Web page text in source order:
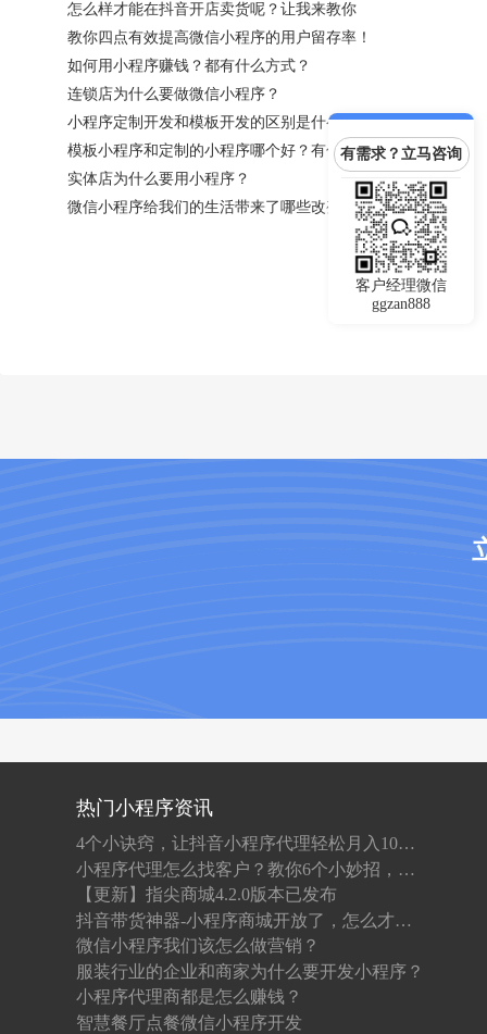
怎么样才能在抖音开店卖货呢？让我来教你
教你四点有效提高微信小程序的用户留存率！
如何用小程序赚钱？都有什么方式？
连锁店为什么要做微信小程序？
小程序定制开发和模板开发的区别是什么？
模板小程序和定制的小程序哪个好？有什么区别？
实体店为什么要用小程序？
微信小程序给我们的生活带来了哪些改变
有需求？立马咨询
客户经理微信
ggzan888
热门小程序资讯
4个小诀窍，让抖音小程序代理轻松月入10W+！
小程序代理怎么找客户？教你6个小妙招，客户自己找上门！
【更新】指尖商城4.2.0版本已发布
抖音带货神器-小程序商城开放了，怎么才能做代理，收益怎么样
微信小程序我们该怎么做营销？
服装行业的企业和商家为什么要开发小程序？
小程序代理商都是怎么赚钱？
智慧餐厅点餐微信小程序开发